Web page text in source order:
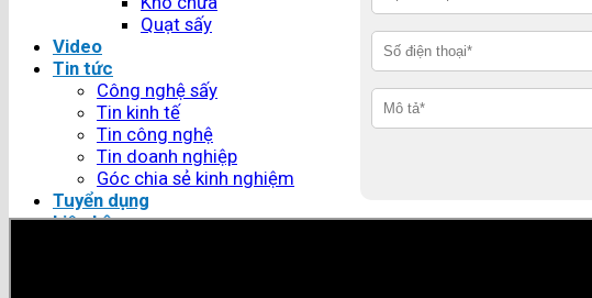
Quạt sấy
Video
Tin tức
Công nghệ sấy
Tin kinh tế
Tin công nghệ
Tin doanh nghiệp
Góc chia sẻ kinh nghiệm
Tuyển dụng
Liên hệ